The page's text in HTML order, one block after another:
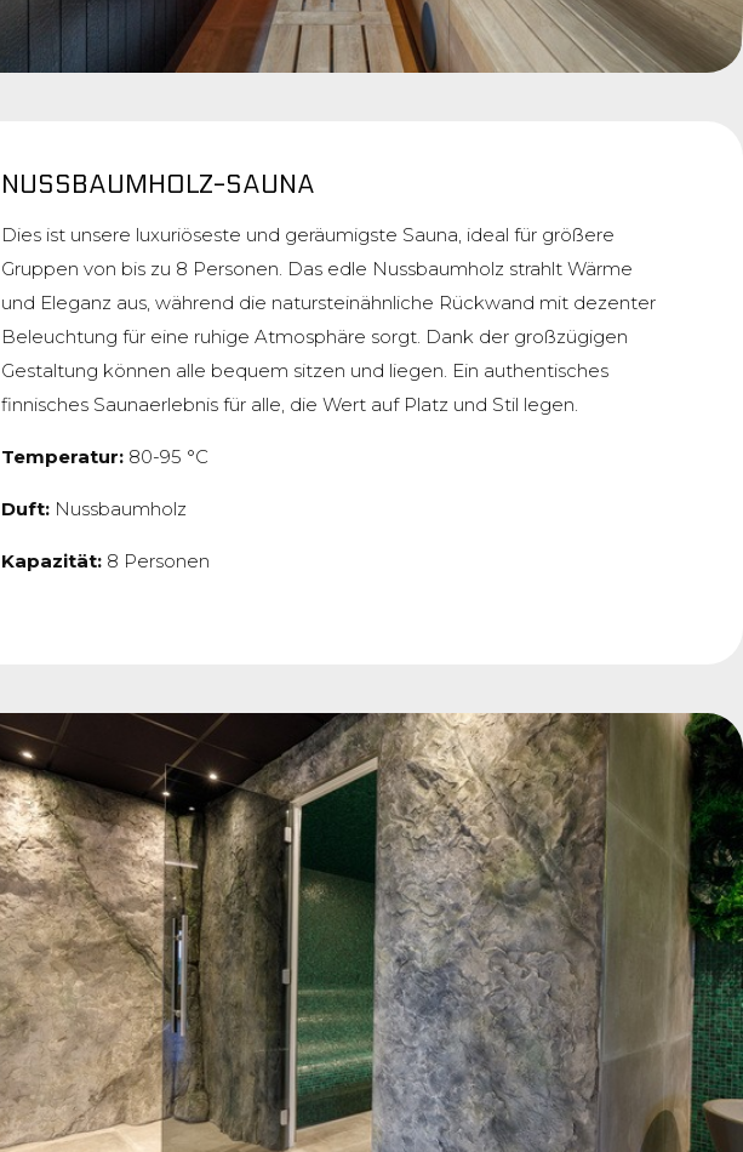
NUSSBAUMHOLZ-SAUNA
Dies ist unsere luxuriöseste und geräumigste Sauna, ideal für größere
Gruppen von bis zu 8 Personen. Das edle Nussbaumholz strahlt Wärme
und Eleganz aus, während die natursteinähnliche Rückwand mit dezenter
Beleuchtung für eine ruhige Atmosphäre sorgt. Dank der großzügigen
Gestaltung können alle bequem sitzen und liegen. Ein authentisches
finnisches Saunaerlebnis für alle, die Wert auf Platz und Stil legen.
Temperatur: 80-95 °C
Duft: Nussbaumholz
Kapazität: 8 Personen